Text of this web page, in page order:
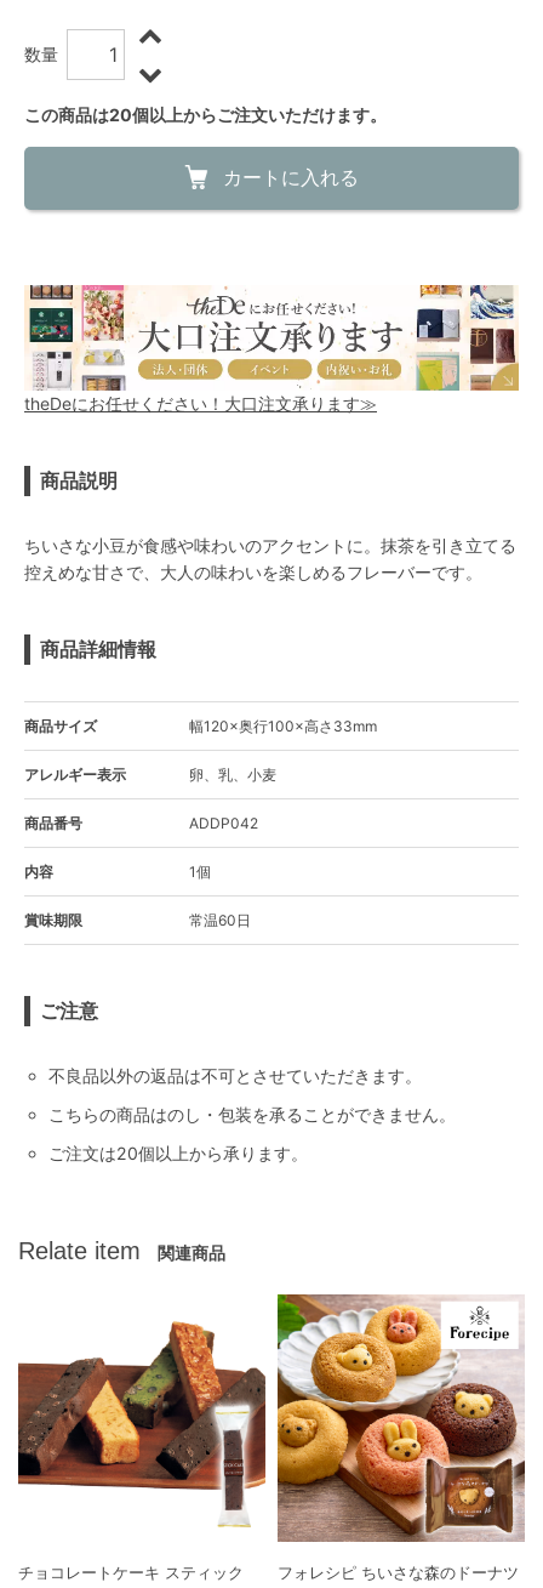
数量
この商品は20個以上からご注文いただけます。
カートに入れる
theDeにお任せください！大口注文承ります≫
商品説明
ちいさな小豆が食感や味わいのアクセントに。抹茶を引き立てる
控えめな甘さで、大人の味わいを楽しめるフレーバーです。
商品詳細情報
商品サイズ 幅120×奥行100×高さ33mm
アレルギー表示 卵、乳、小麦
商品番号 ADDP042
内容 1個
賞味期限 常温60日
ご注意
不良品以外の返品は不可とさせていただきます。
こちらの商品はのし・包装を承ることができません。
ご注文は20個以上から承ります。
Relate item 関連商品
チョコレートケーキ スティック
フォレシピ ちいさな森のドーナツ